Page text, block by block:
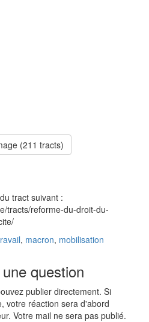
(211 tracts)
tract suivant :
tracts/reforme-du-droit-du-
, macron, mobilisation
question
publier directement. Si
votre réaction sera d'abord
Votre mail ne sera pas publié.